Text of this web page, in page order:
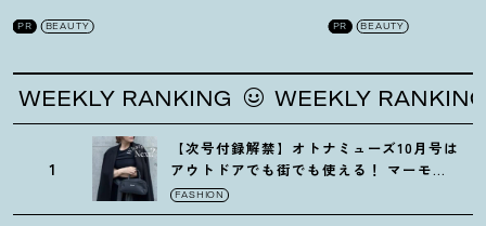
PR BEAUTY PR BEAUTY
RANKING WEEKLY RANKING
1
【次号付録解禁】オトナミューズ10月号は
アウトドアでも街でも使える ！ マーモッ
トの黒ショルダー
FASHION